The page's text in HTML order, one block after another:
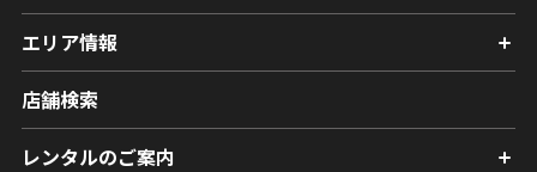
エリア情報
店舗検索
レンタルのご案内